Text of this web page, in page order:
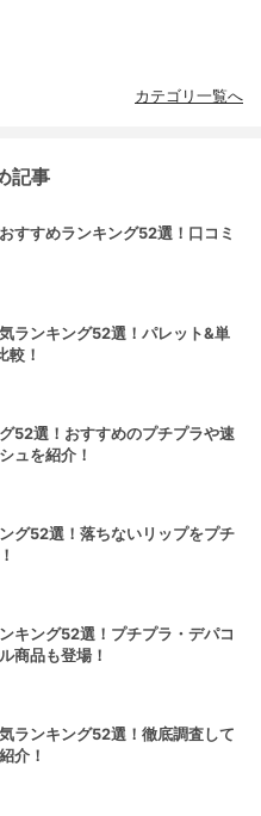
カテゴリ一覧へ
記事
すすめランキング52選！口コミ
ランキング52選！パレット&単
較！
52選！おすすめのプチプラや速
ュを紹介！
グ52選！落ちないリップをプチ
キング52選！プチプラ・デパコ
商品も登場！
ランキング52選！徹底調査して
介！